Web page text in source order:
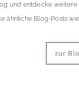
und entdecke
ähnliche Blog-Posts
zur